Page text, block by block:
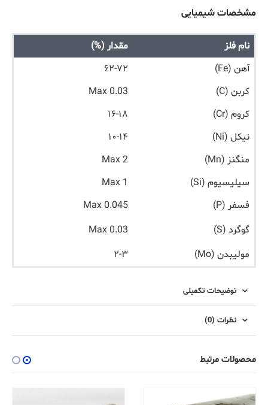
مشخصات شیمیایی
نام فلز
مقدار (%)
آهن (Fe)
۶۲-۷۲
کربن (C)
Max 0.03
کروم (Cr)
۱۶-۱۸
نیکل (Ni)
۱۰-۱۴
منگنز (Mn)
Max 2
سیلیسیوم (Si)
Max 1
فسفر (P)
Max 0.045
گوگرد (S)
Max 0.03
مولیبدن (Mo)
۲-۳
توضیحات تکمیلی
نظرات (0)
محصولات مرتبط